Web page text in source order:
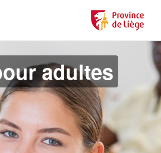
adultes